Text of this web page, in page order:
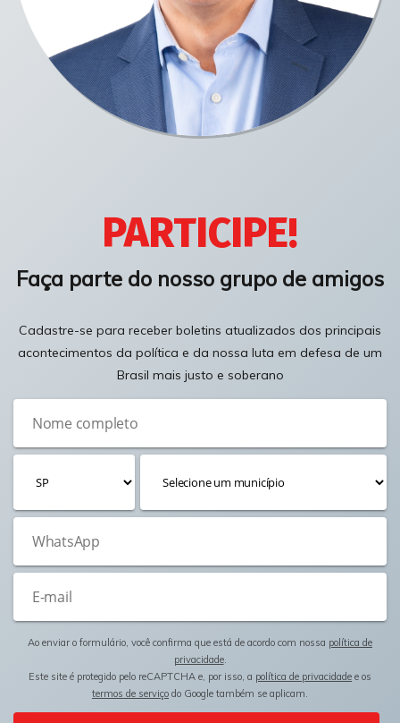
PARTICIPE!
Faça parte do nosso grupo de amigos
Cadastre-se para receber boletins atualizados dos principais
acontecimentos da política e da nossa luta em defesa de um
Brasil mais justo e soberano
Ao enviar o formulário, você confirma que está de acordo com nossa política de
privacidade.
Este site é protegido pelo reCAPTCHA e, por isso, a política de privacidade e os
termos de serviço do Google também se aplicam.